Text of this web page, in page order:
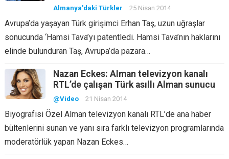
Almanya'daki Türkler 25 Nisan 2014
Avrupa’da yaşayan Türk girişimci Erhan Taş, uzun uğraşlar
sonucunda ‘Hamsi Tava’yı patentledi. Hamsi Tava’nın haklarını
elinde bulunduran Taş, Avrupa’da pazara…
Nazan Eckes: Alman televizyon kanalı
RTL’de çalışan Türk asıllı Alman sunucu
@Video 21 Nisan 2014
Biyografisi Özel Alman televizyon kanalı RTL’de ana haber
bültenlerini sunan ve yanı sıra farklı televizyon programlarında
moderatörlük yapan Nazan Eckes…